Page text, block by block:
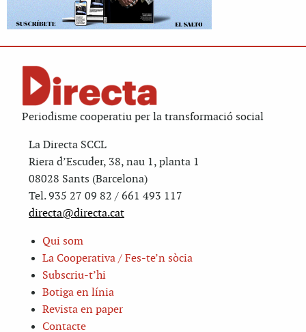
Periodisme cooperatiu per la transformació social
La Directa SCCL
Riera d’Escuder, 38, nau 1, planta 1
08028 Sants (Barcelona)
Tel. 935 27 09 82 / 661 493 117
directa@directa.cat
Qui som
La Cooperativa / Fes-te’n sòcia
Subscriu-t’hi
Botiga en línia
Revista en paper
Contacte